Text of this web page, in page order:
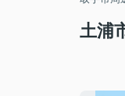
土浦